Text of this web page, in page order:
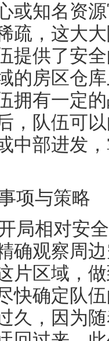
或知名资
疏，这大
提供了安
的房区仓
拥有一定
，队伍可
中部进发
项与策略
局相对安
确观察周
片区域，
快确定队
久，因为